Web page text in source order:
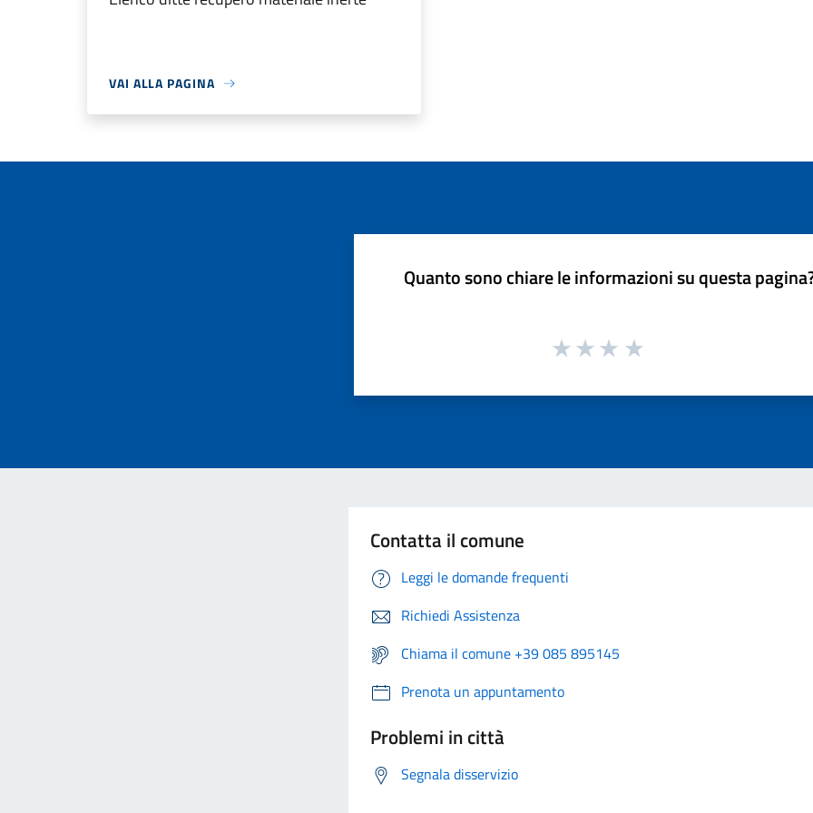
VAI ALLA PAGINA
Quanto sono chiare le informazioni su questa
Contatta il comune
Leggi le domande frequenti
Richiedi Assistenza
Chiama il comune +39 085 895145
Prenota un appuntamento
Problemi in città
Segnala disservizio